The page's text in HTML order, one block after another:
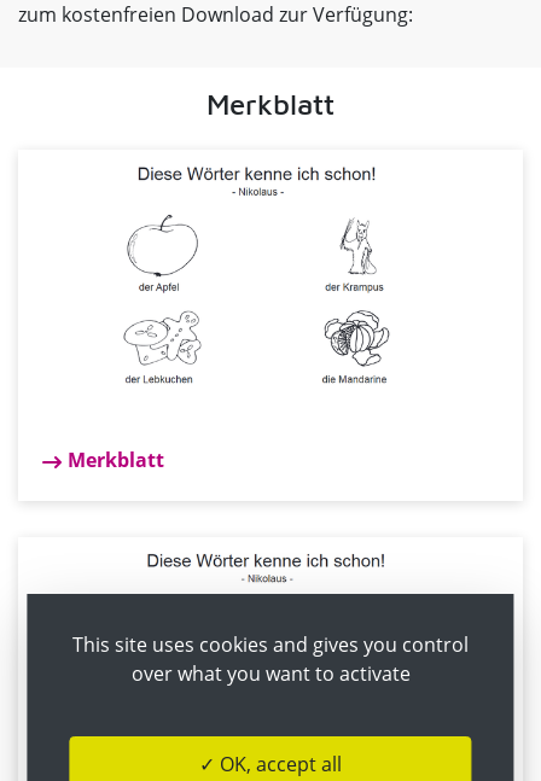
zum kostenfreien Download zur Verfügung:
Merkblatt
Merkblatt
This site uses cookies and gives you control
over what you want to activate
✓ OK, accept all